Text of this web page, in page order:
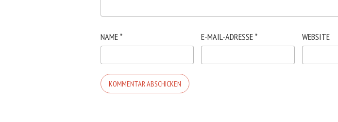
NAME* E-MAIL-ADRESSE* WEBSITE